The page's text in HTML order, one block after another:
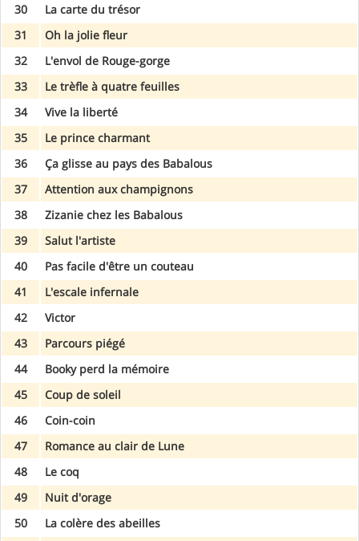
30
La carte du trésor
31
Oh la jolie fleur
32
L'envol de Rouge-gorge
33
Le trèfle à quatre feuilles
34
Vive la liberté
35
Le prince charmant
36
Ça glisse au pays des Babalous
37
Attention aux champignons
38
Zizanie chez les Babalous
39
Salut l'artiste
40
Pas facile d'être un couteau
41
L'escale infernale
42
Victor
43
Parcours piégé
44
Booky perd la mémoire
45
Coup de soleil
46
Coin-coin
47
Romance au clair de Lune
48
Le coq
49
Nuit d'orage
50
La colère des abeilles